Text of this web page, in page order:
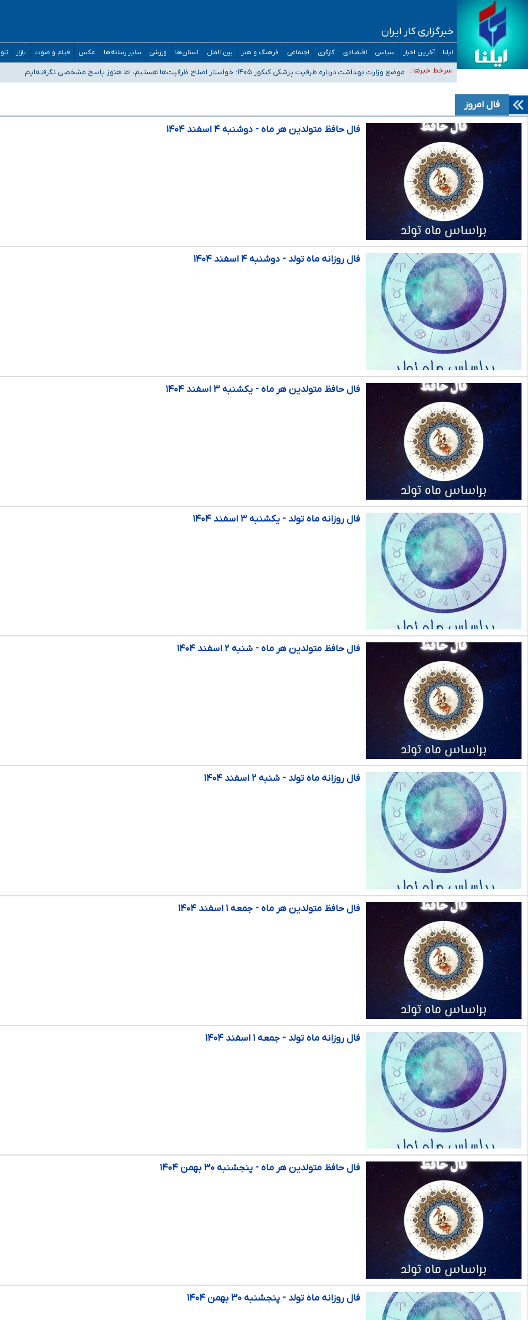
خبرگزاری کار ایران
ایلنا آخرین اخبار سیاسی اقتصادی کارگری اجتماعی فرهنگ و هنر بین الملل استان‌ها ورزشی سایر رسانه‌ها عکس فیلم و صوت بازار
سرخط خبرها :
۴۰ تا ۵۰ روز گرمای نسبی در پیش داریم/ دمای تهران به ۳۸ درجه می‌رسد
موضع وزارت بهداشت درباره ظرفیت پزشکی کنکور ۱۴۰۵: خواستار اصلاح ظرفیت‌ها هستیم، اما هنوز پاسخ مشخصی نگرفته‌ایم
آخرین وضعیت شیوع عفونت‌های تنفسی در کشور/ خوزستان و کرمان بالاتر از آستانه هشدار
فال امروز
فال حافظ متولدین هر ماه - دوشنبه ۴ اسفند ۱۴۰۴
فال روزانه ماه تولد - دوشنبه ۴ اسفند ۱۴۰۴
فال حافظ متولدین هر ماه - یکشنبه ۳ اسفند ۱۴۰۴
فال روزانه ماه تولد - یکشنبه ۳ اسفند ۱۴۰۴
فال حافظ متولدین هر ماه - شنبه ۲ اسفند ۱۴۰۴
فال روزانه ماه تولد - شنبه ۲ اسفند ۱۴۰۴
فال حافظ متولدین هر ماه - جمعه ۱ اسفند ۱۴۰۴
فال روزانه ماه تولد - جمعه ۱ اسفند ۱۴۰۴
فال حافظ متولدین هر ماه - پنجشنبه ۳۰ بهمن ۱۴۰۴
فال روزانه ماه تولد - پنجشنبه ۳۰ بهمن ۱۴۰۴